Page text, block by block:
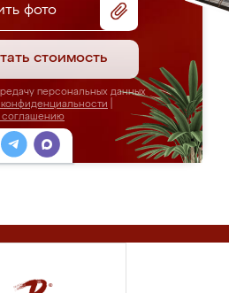
фото
стоимость
персональных данных
соглашению